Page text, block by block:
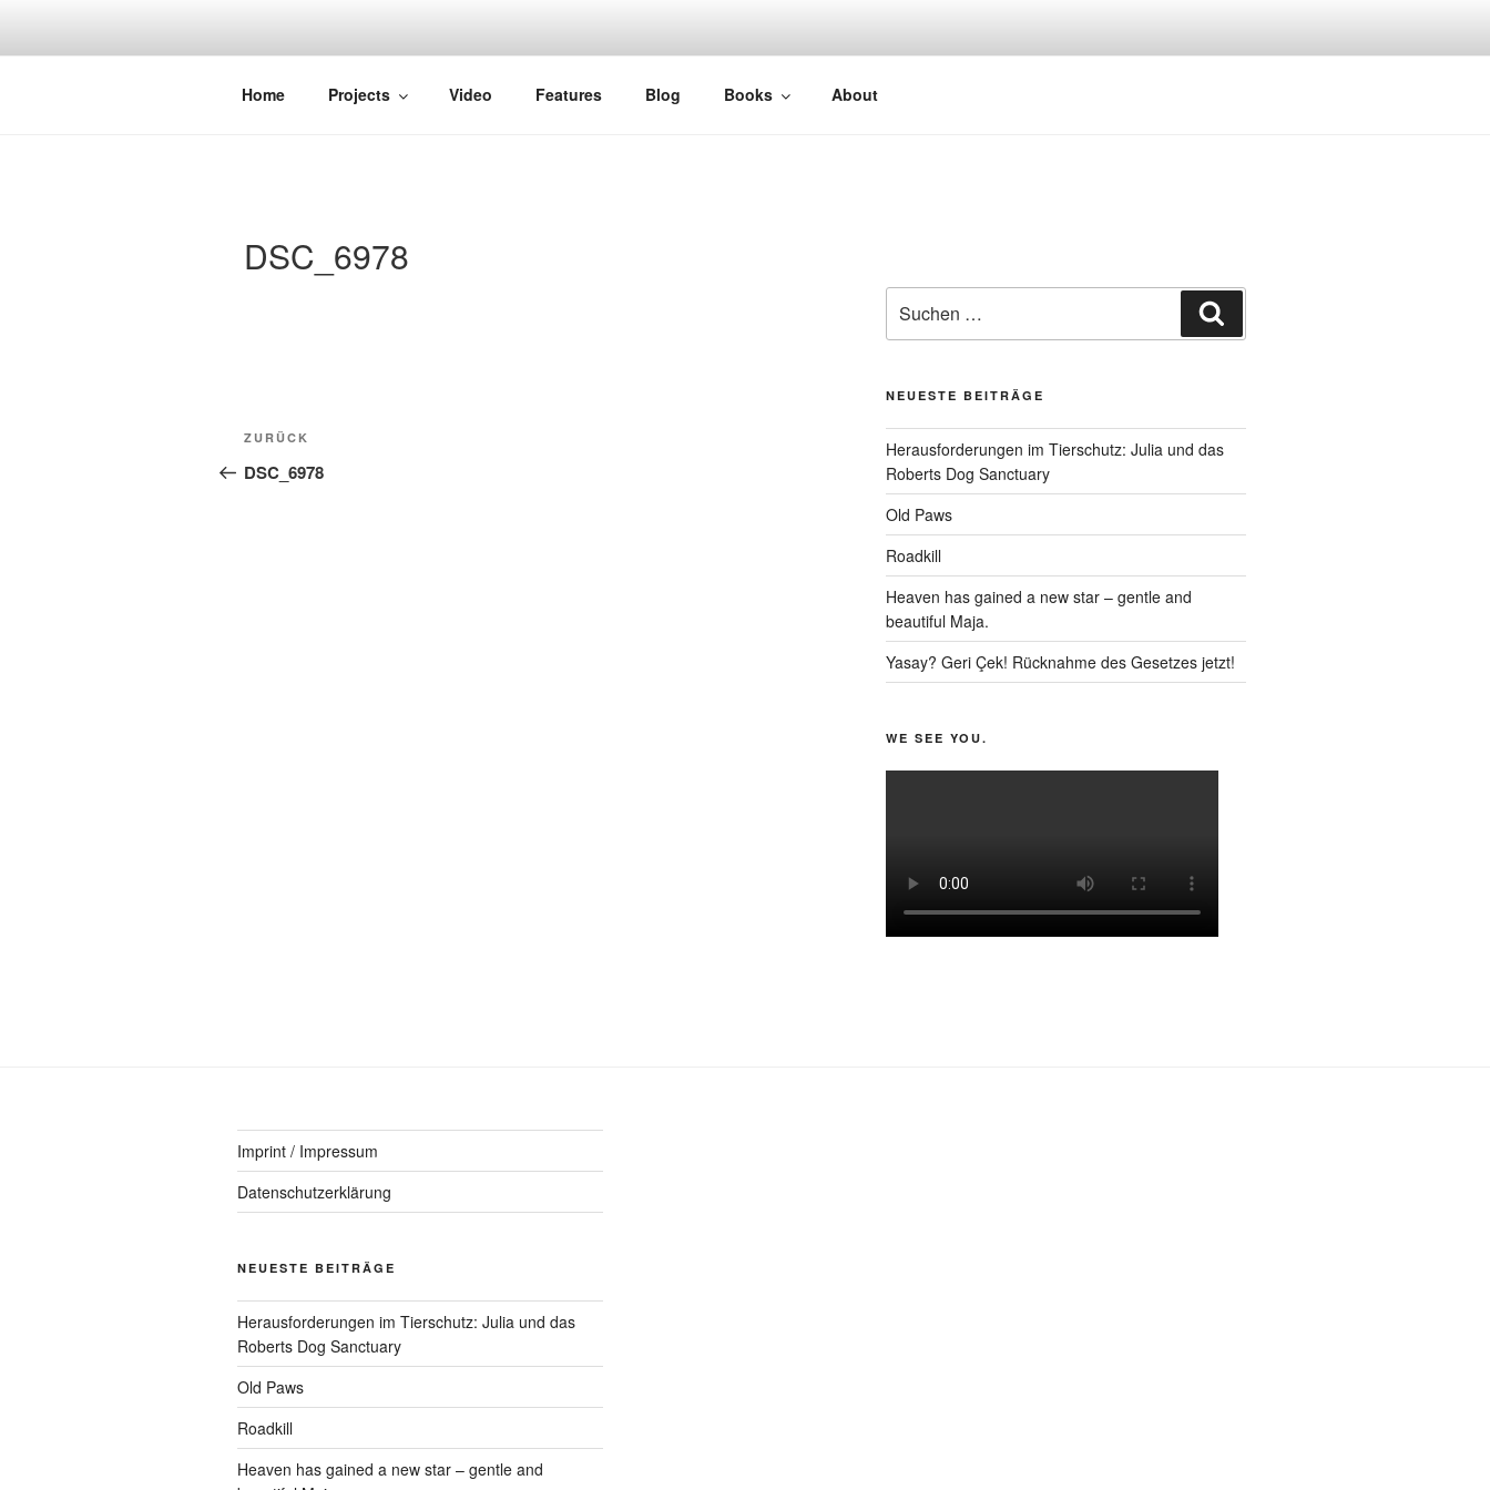
STRAYDOK
Home Projects Video Features Blog Books About
DSC_6978
Beitragsnavigation
Vorheriger
Beitrag
ZURÜCK
DSC_6978
nach:
NEUESTE BEITRÄGE
Herausforderungen im Tierschutz: Julia und das
Roberts Dog Sanctuary
Old Paws
Roadkill
Heaven has gained a new star – gentle and
beautiful Maja.
Yasay? Geri Çek! Rücknahme des Gesetzes jetzt!
WE SEE YOU.
Imprint / Impressum
Datenschutzerklärung
NEUESTE BEITRÄGE
Herausforderungen im Tierschutz: Julia und das
Roberts Dog Sanctuary
Old Paws
Roadkill
Heaven has gained a new star – gentle and